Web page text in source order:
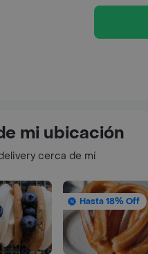
mi ubicación
cerca de mí
Hasta 18% Off